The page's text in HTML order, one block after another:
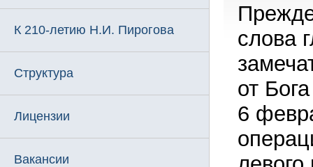
К 210-летию Н.И. Пирогова
Структура
Лицензии
Вакансии
слова
от
6